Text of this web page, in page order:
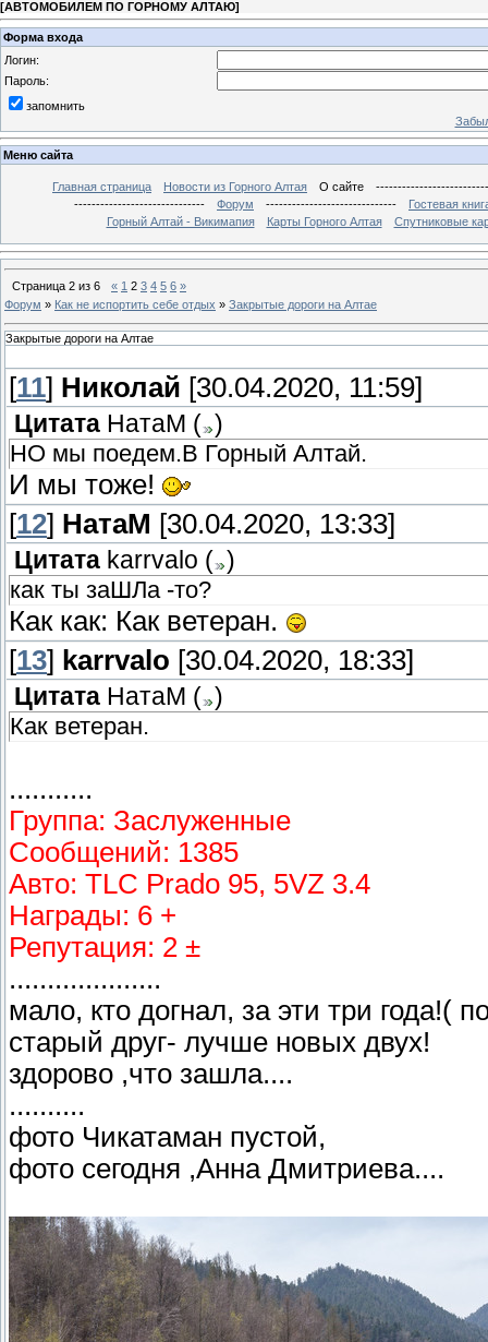
[АВТОМОБИЛЕМ ПО ГОРНОМУ АЛТАЮ]
Форма входа
Логин:
Пароль:
запомнить
Меню сайта
Главная страница Новости из Горного Алтая О сайте
------------------------------
Форум ------------------------------
Гостевая
Горный Алтай - Викимапия
Карты Горного Алтая Спутниковые
Страница 2 из 6 « 1 2 3 4 5 6 »
Форум » Как не испортить себе отдых » Закрытые дороги на Алтае
Закрытые дороги на Алтае
[11] Николай [30.04.2020, 11:59]
Цитата НатаМ ( )
НО мы поедем.В Горный Алтай.
И мы тоже!
[12] НатаМ [30.04.2020, 13:33]
Цитата karrvalo ( )
как ты заШЛа -то?
Как как: Как ветеран.
[13] karrvalo [30.04.2020, 18:33]
Цитата НатаМ ( )
Как ветеран.
...........
Группа: Заслуженные
Сообщений: 1385
Авто: TLC Prado 95, 5VZ 3.4
Награды: 6 +
Репутация: 2 ±
....................
мало, кто догнал, за эти три года!(
старый друг- лучше новых двух!
здорово ,что зашла....
..........
фото Чикатаман пустой,
фото сегодня ,Анна Дмитриева....